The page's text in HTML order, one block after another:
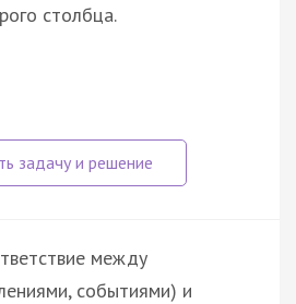
столбца.
между
событиями) и